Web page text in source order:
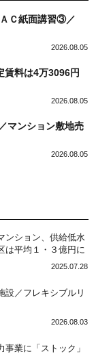
Ｃ紙面講習③／
2026.08.05
賃料は4万3096円
2026.08.05
マンション敷地売
2026.08.05
ンション、供給低水
は平均１・３億円に
2025.07.28
設／フレキシブルリ
2026.08.03
業に「ストック」